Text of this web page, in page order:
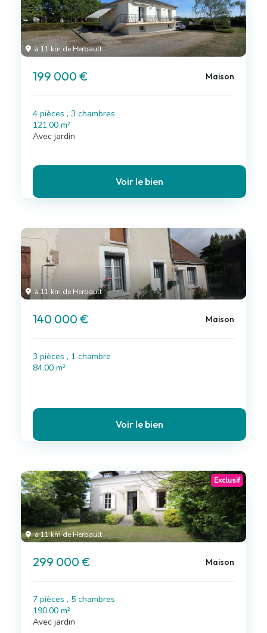
à 11 km de Herbault
199 000 € Maison
4 pièces , 3 chambres
121.00 m²
Avec jardin
Voir le bien
à 11 km de Herbault
140 000 € Maison
3 pièces , 1 chambre
84.00 m²
Voir le bien
à 11 km de Herbault
Exclusif
299 000 € Maison
7 pièces , 5 chambres
190.00 m²
Avec jardin